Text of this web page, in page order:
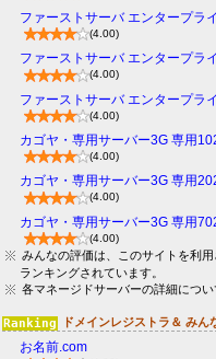
ファーストサーバ エンタープラ
(4.00)
ファーストサーバ エンタープラ
(4.00)
ファーストサーバ エンタープラ
(4.00)
カゴヤ・専用サーバー3G 専用
(4.00)
カゴヤ・専用サーバー3G 専用
(4.00)
カゴヤ・専用サーバー3G 専用
(4.00)
みんなの評価は、このサイトを利
ランキングされています。
各マネージドサーバーの詳細につい
ドメインレジストラ＆ みん
お名前.com